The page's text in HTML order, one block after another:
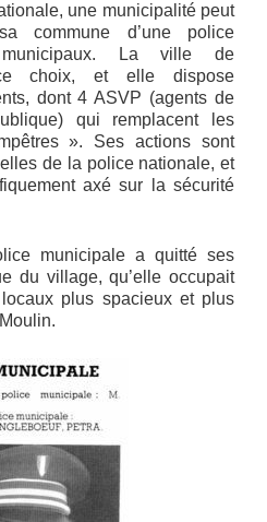
une municipalité peut
commune d’une police
municipaux. La ville de
choix, et elle dispose
dont 4 ASVP (agents de
qui remplacent les
». Ses actions sont
de la police nationale, et
axé sur la sécurité
municipale a quitté ses
du village, qu’elle occupait
plus spacieux et plus